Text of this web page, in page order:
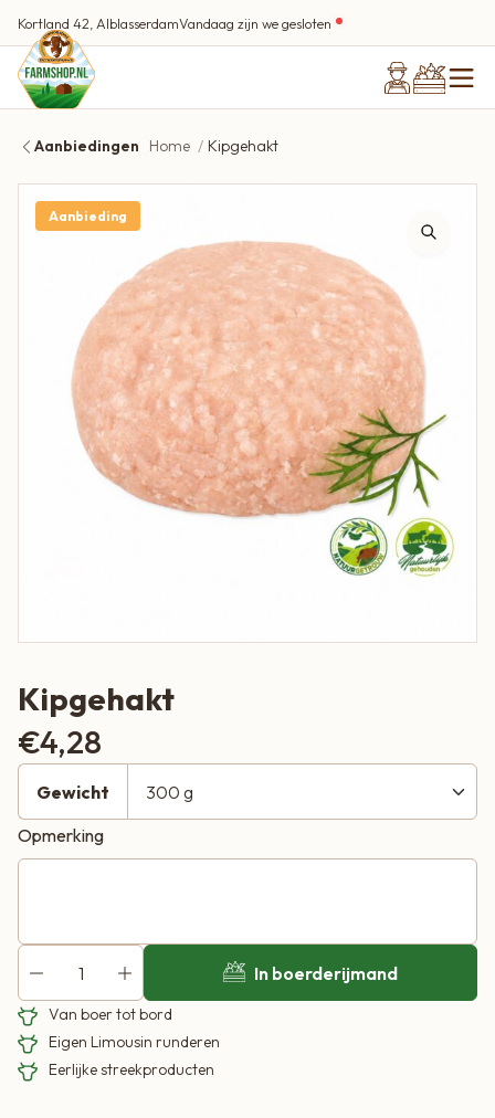
Kortland 42, AlblasserdamVandaag zijn we gesloten
Aanbiedingen Home Kipgehakt
Aanbieding
Kipgehakt
€4,28
Gewicht
Opmerking
In boerderijmand
Van boer tot bord
Eigen Limousin runderen
Eerlijke streekproducten